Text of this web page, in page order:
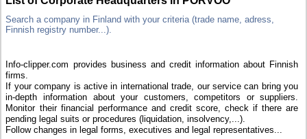
Search a company in Finland with your criteria (trade name, adress,
Finnish registry number...).
Info-clipper.com provides business and credit information about Finnish
firms.
If your company is active in international trade, our service can bring you
in-depth information about your customers, competitors or suppliers.
Monitor their financial performance and credit score, check if there are
pending legal suits or procedures (liquidation, insolvency,...).
Follow changes in legal forms, executives and legal representatives...